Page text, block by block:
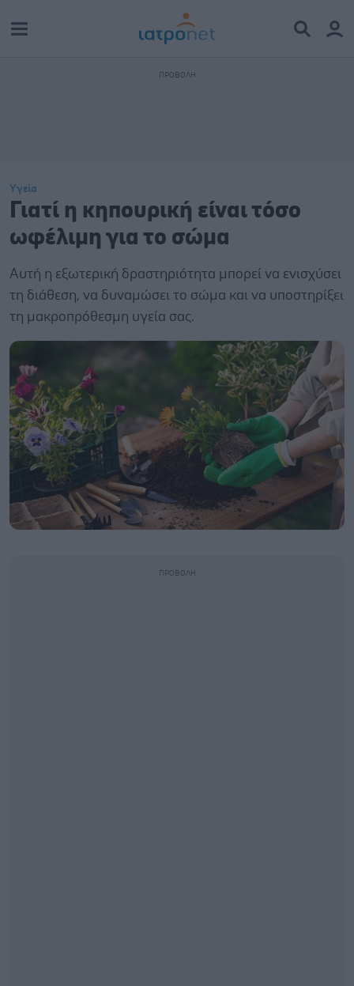
Υγεία
Γιατί η κηπουρική είναι τόσο
ωφέλιμη για το σώμα
Αυτή η εξωτερική δραστηριότητα μπορεί να ενισχύσει
τη διάθεση, να δυναμώσει το σώμα και να υποστηρίξει
τη μακροπρόθεσμη υγεία σας.